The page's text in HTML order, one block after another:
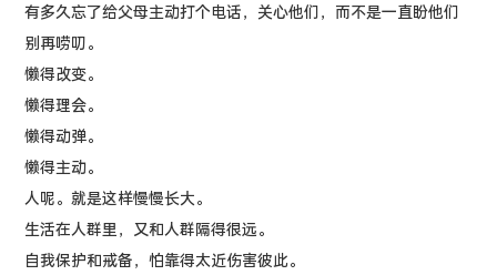
有多久忘了给父母主动打个电话，关心他们，而不是一直盼他们
别再唠叨。
懒得改变。
懒得理会。
懒得动弹。
懒得主动。
人呢。就是这样慢慢长大。
生活在人群里，又和人群隔得很远。
自我保护和戒备，怕靠得太近伤害彼此。